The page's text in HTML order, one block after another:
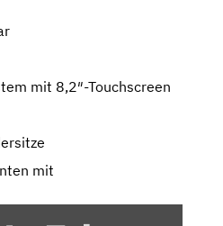
mit 8,2″-Touchscreen
mit